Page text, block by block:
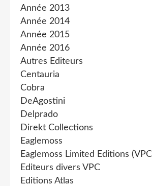
Année 2013
Année 2014
Année 2015
Année 2016
Autres Editeurs
Centauria
Cobra
DeAgostini
Delprado
Direkt Collections
Eaglemoss
Eaglemoss Limited Editions
Editeurs divers VPC
Editions Atlas